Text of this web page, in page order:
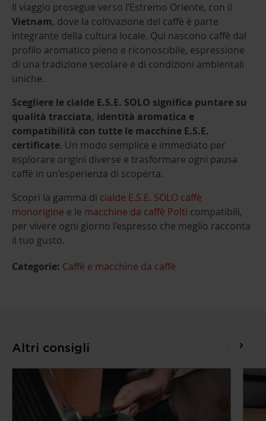
Il viaggio prosegue verso l’Estremo Oriente, con il
Vietnam, dove la coltivazione del caffè è parte
integrante della cultura locale. Qui nascono caffè dal
profilo aromatico pieno e riconoscibile, espressione
di una tradizione secolare e di condizioni ambientali
uniche.
Scegliere le cialde E.S.E. SOLO significa puntare su
qualità tracciata, identità aromatica e
compatibilità con tutte le macchine E.S.E.
certificate. Un modo semplice e immediato per
esplorare origini diverse e trasformare ogni pausa
caffè in un’esperienza di scoperta.
Scopri la gamma di cialde E.S.E. SOLO caffè
monorigine e le macchine da caffè Polti compatibili,
per vivere ogni giorno l’espresso che meglio racconta
il tuo gusto.
Categorie: Caffè e macchine da caffè
Altri consigli